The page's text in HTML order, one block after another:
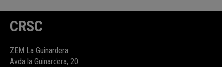
CRSC
ZEM La Guinardera
Avda la Guinardera, 20